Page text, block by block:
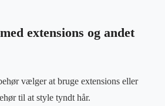
extensions og andet
vælger at bruge extensions eller
til at style tyndt hår.